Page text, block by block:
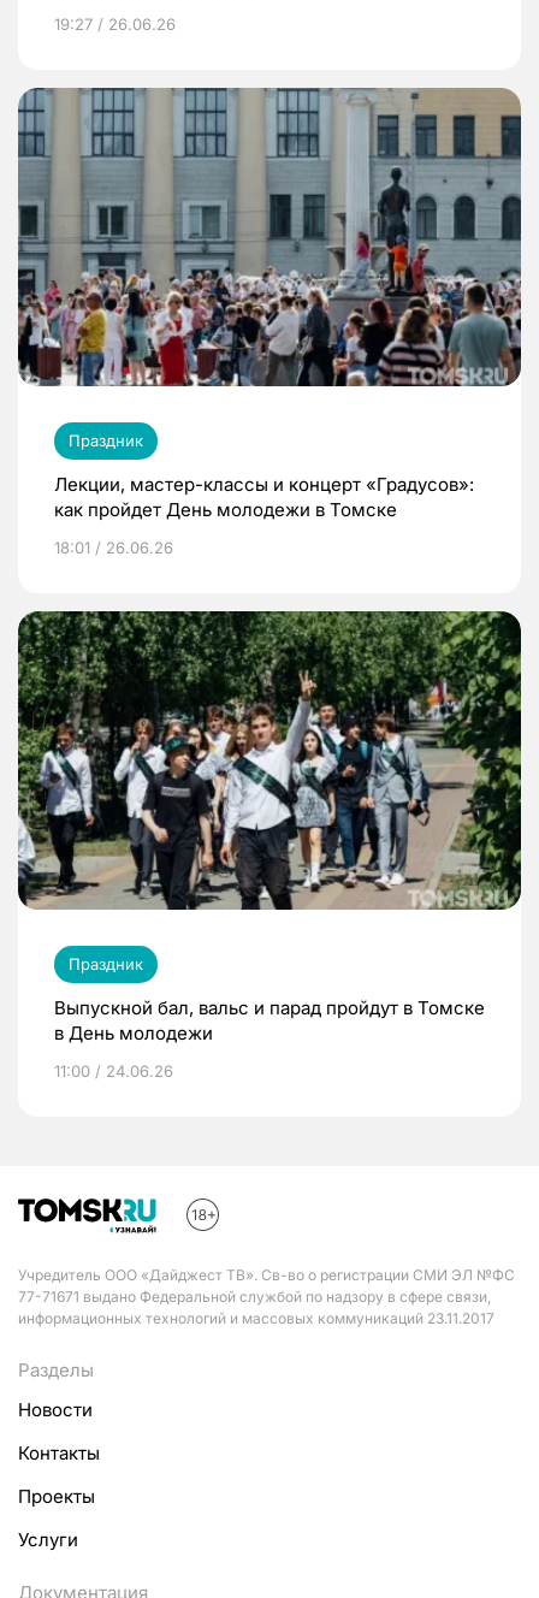
19:27 / 26.06.26
Праздник
Лекции, мастер-классы и концерт «Градусов»:
как пройдет День молодежи в Томске
18:01 / 26.06.26
Праздник
Выпускной бал, вальс и парад пройдут в Томске
в День молодежи
11:00 / 24.06.26
Учредитель ООО «Дайджест ТВ». Св-во о регистрации СМИ ЭЛ №ФС
77-71671 выдано Федеральной службой по надзору в сфере связи,
информационных технологий и массовых коммуникаций 23.11.2017
Разделы
Новости
Контакты
Проекты
Услуги
Документация